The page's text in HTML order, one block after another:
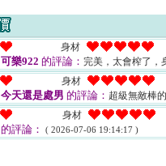
身材
可樂922 的評論： 完美，太會榨了，
身材
今天還是處男 的評論： 超級無敵棒
身材
的評論： ( 2026-07-06 19:14:17 )